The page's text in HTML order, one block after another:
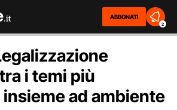
ABBONATI
2
i temi più
ad ambiente